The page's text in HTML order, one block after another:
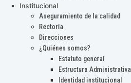
Institucional
Aseguramiento de la calidad
Rectoría
Direcciones
¿Quiénes somos?
Estatuto general
Estructura Administrativa
Identidad institucional